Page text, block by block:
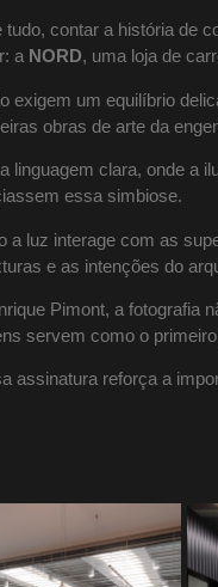
contar a história de
a NORD, uma loja de
exigem um equilíbrio
obras de arte da
linguagem clara, onde
essa simbiose.
a luz interage com as
e as intenções do
Pimont, a fotografia
servem como o
assinatura reforça a